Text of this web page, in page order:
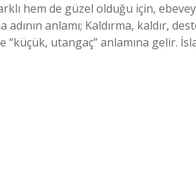
hem de güzel olduğu için,
anlamı; Kaldırma, kaldır,
“küçük, utangaç” anlamına gelir.